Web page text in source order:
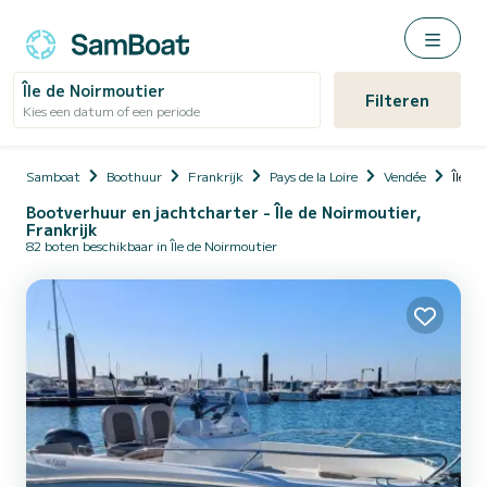
Île de Noirmoutier
Kies een datum of een periode Filteren
Samboat Boothuur Frankrijk Pays de la Loire Vendée Île
Bootverhuur en jachtcharter - Île de Noirmoutier,
Frankrijk
82 boten beschikbaar in Île de Noirmoutier